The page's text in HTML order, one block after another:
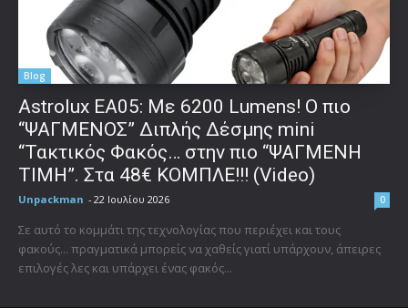
Blog
Astrolux ΕΑ05: Με 6200 Lumens! Ο πιο
“ΨΑΓΜΕΝΟΣ” Διπλής Δέσμης mini
“Τακτικός Φακός… στην πιο “ΨΑΓΜΕΝΗ
ΤΙΜΗ”. Στα 48€ ΚΟΜΠΛΕ!!! (Video)
Unpackman - 22 Ιουλίου 2026 0
Σε αυτό το κομμάτι της τεχνολογίας που περιέχει και τους
φακούς... πραγματικά μπορείς να χαθείς γιατί υπάρχουν, άπειρες
επιλογές λες και υπάρχει ένας φακός...